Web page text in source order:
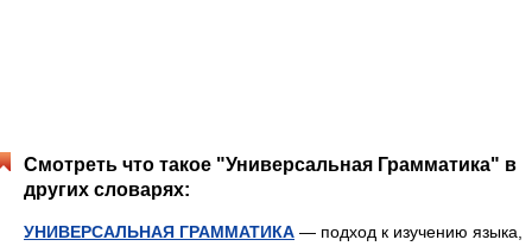
Смотреть что такое "Универсальная Грамматика" в
других словарях:
УНИВЕРСАЛЬНАЯ ГРАММАТИКА — подход к изучению языка,